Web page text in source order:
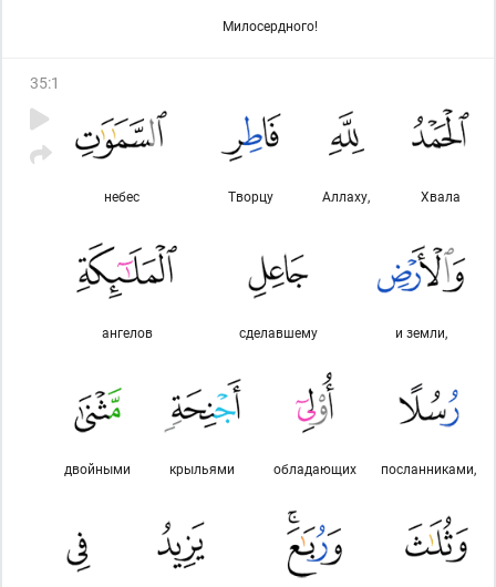
Милосердного!
35:1
Хвала
Аллаху,
Творцу
небес
и земли,
сделавшему
ангелов
посланниками,
обладающих
крыльями
двойными